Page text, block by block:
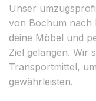
Unser
von Bochum nach
deine Möbel und
Ziel gelangen. Wir
Transportmittel,
gewährleisten.